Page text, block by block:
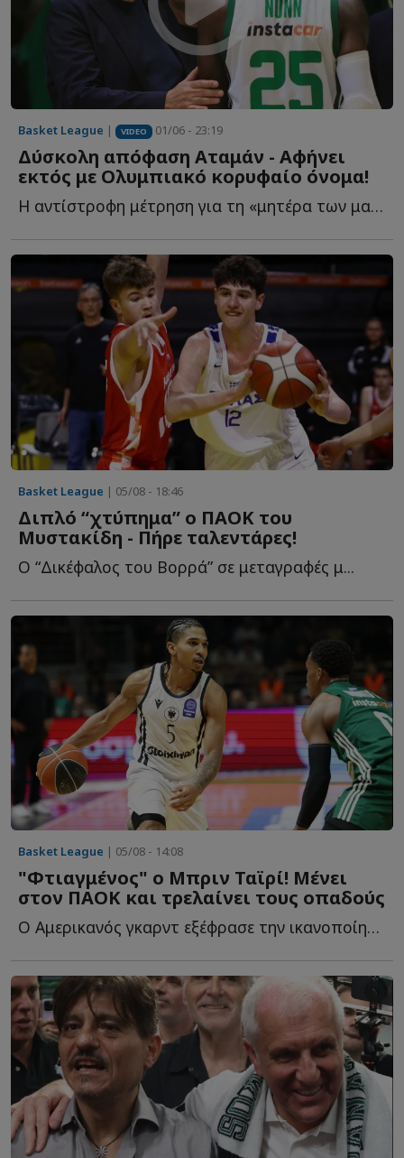
Basket League | VIDEO 01/06 - 23:19
Δύσκολη απόφαση Αταμάν - Αφήνει
εκτός με Ολυμπιακό κορυφαίο όνομα!
Η αντίστροφη μέτρηση για τη «μητέρα των μαχών» έχει ξ...
Basket League | 05/08 - 18:46
Διπλό “χτύπημα” ο ΠΑΟΚ του
Μυστακίδη - Πήρε ταλεντάρες!
Ο “Δικέφαλος του Βορρά” σε μεταγραφές μ...
Basket League | 05/08 - 14:08
"Φτιαγμένος" ο Μπριν Ταϊρί! Μένει
στον ΠΑΟΚ και τρελαίνει τους οπαδούς
Ο Αμερικανός γκαρντ εξέφρασε την ικανοποίησή του για τ...